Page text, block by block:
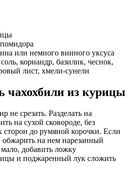
или немного винного уксуса
кориандр, базилик, чеснок,
лист, хмели-сунели
чахохбили из курицы
не срезать. Разделать на
на сухой сковороде, без
сторон до румяной корочки. Если
на нем нарезанный
добавить ложку
и поджаренный лук сложить